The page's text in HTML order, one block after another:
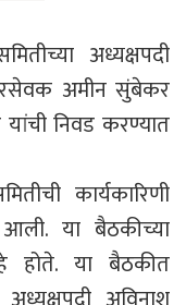
अध्यक्षपदी
अमीन सुंबेकर
निवड करण्यात
कार्यकारिणी
या बैठकीच्या
हे होते. या बैठकीत